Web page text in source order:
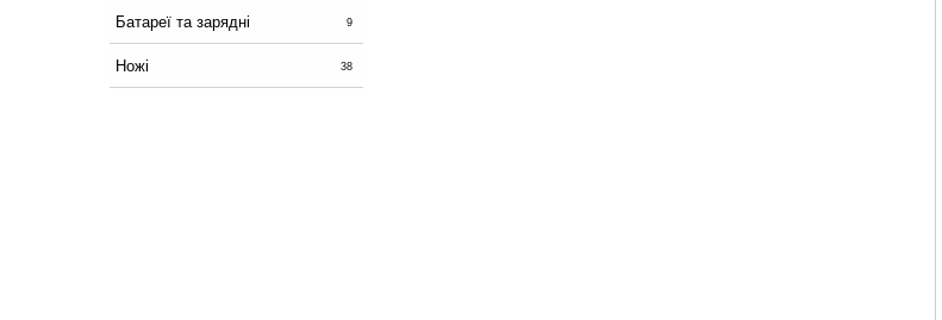
Батареї та зарядні 9
Ножі 38